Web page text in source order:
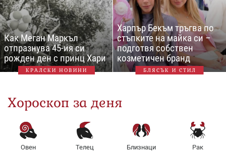
Как Меган Маркъл
отпразнува 45-ия си
рожден ден с принц Хари
КРАЛСКИ НОВИНИ
Харпър Бекъм тръгва по
стъпките на майка си –
подготвя собствен
козметичен бранд
БЛЯСЪК И СТИЛ
Хороскоп за деня
Овен Телец Близнаци Рак